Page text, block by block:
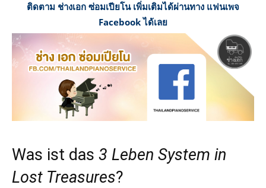
ติดตาม ช่างเอก ซ่อมเปียโน เพิ่มเติมได้ผ่านทาง แฟนเพจ
Facebook ได้เลย
Was ist das 3 Leben System in
Lost Treasures?